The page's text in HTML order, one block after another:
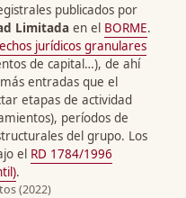
publicados por
Limitada en el BORME.
jurídicos granulares
de capital…), de ahí
entradas que el
etapas de actividad
períodos de
del grupo. Los
el RD 1784/1996
.
(2022)